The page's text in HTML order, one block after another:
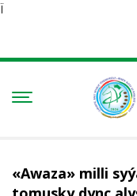
Ï
«Awaza» milli